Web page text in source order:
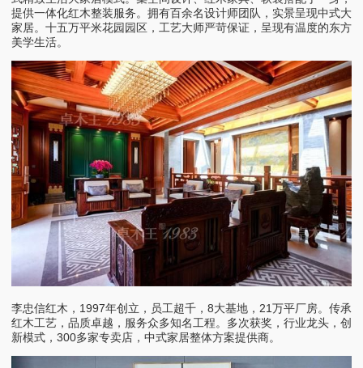
提供一体化红木整装服务。拥有百余名设计师团队，实景呈现中式大
家居。十五万平米花园园区，工艺大师严苛保证，呈现有温度的东方
美学生活。
李忠信红木，1997年创立，员工超千，8大基地，21万平厂房。传承
红木工艺，品质卓越，服务众多知名工程。多次获奖，行业龙头，创
新模式，300多家专卖店，中式家居整体方案提供商。